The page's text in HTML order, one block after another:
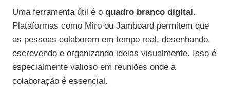
Uma ferramenta útil é o quadro branco digital .
Plataformas como Miro ou Jamboard permitem que
as pessoas colaborem em tempo real, desenhando,
escrevendo e organizando ideias visualmente. Isso é
especialmente valioso em reuniões onde a
colaboração é essencial.